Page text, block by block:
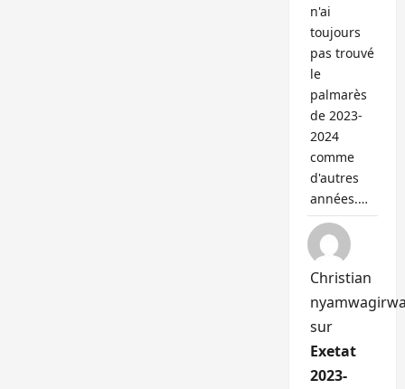
n'ai
toujours
pas trouvé
le
palmarès
de 2023-
2024
comme
d'autres
années.…
Christian
sur
Exetat
2023-